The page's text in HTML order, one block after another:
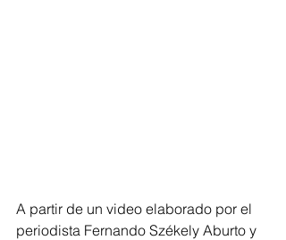
A partir de un video elaborado por el
periodista Fernando Székely Aburto y